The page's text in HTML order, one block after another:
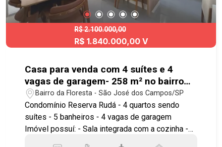
#casavenda #casavendaSJC #Urbanova
R$ 2.100.000,00
R$ 1.840.000,00 V
Casa para venda com 4 suítes e 4
vagas de garagem- 258 m² no bairro
Floresta
Bairro da Floresta - São José dos Campos/SP
Condomínio Reserva Rudá - 4 quartos sendo
suítes - 5 banheiros - 4 vagas de garagem
Imóvel possuí: - Sala integrada com a cozinha -